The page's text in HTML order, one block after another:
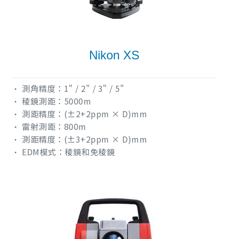
Nikon XS
• 測角精度：1" / 2" / 3" / 5"
• 稜鏡測距：5000m
• 測距精度：(±2+2ppm × D)mm
• 雷射測距：800m
• 測距精度：(±3+2ppm × D)mm
• EDM模式：稜鏡和免稜鏡